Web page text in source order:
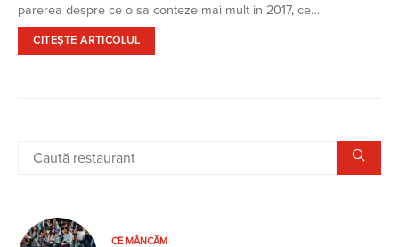
parerea despre ce o sa conteze mai mult in 2017, ce…
CITEȘTE ARTICOLUL
CE MÂNCĂM